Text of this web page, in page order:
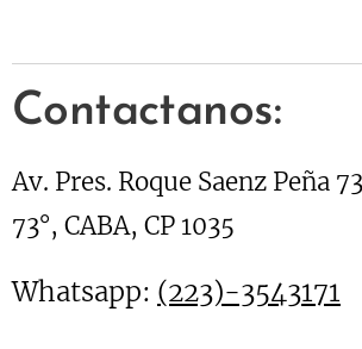
Contactanos:
Av. Pres. Roque Saenz Peña
73°, CABA, CP 1035
Whatsapp: (223)-3543171